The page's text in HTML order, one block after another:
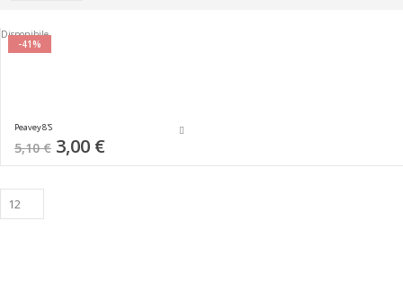
-41%
Disponibile
Peavey 8'S
5,10 € Special
Price
3,00 €